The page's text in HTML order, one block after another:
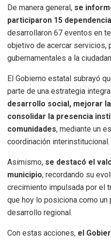
De manera general, se
participaron 15
desarrollaron 67 eventos en
objetivo de acercar servicios,
gubernamentales a la
El Gobierno estatal subrayó
parte de una estrategia
desarrollo social, mejorar
consolidar la presencia
comunidades, mediante un
coordinación interinstitucional.
Asimismo, se destacó el
municipio, recordando su
crecimiento impulsada por el
que hoy lo posiciona como
desarrollo regional.
Con estas acciones, el